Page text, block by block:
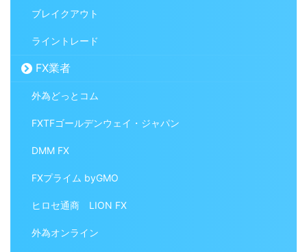
ブレイクアウト
ライントレード
FX業者
外為どっとコム
FXTFゴールデンウェイ・ジャパン
DMM FX
FXプライム byGMO
ヒロセ通商 LION FX
外為オンライン